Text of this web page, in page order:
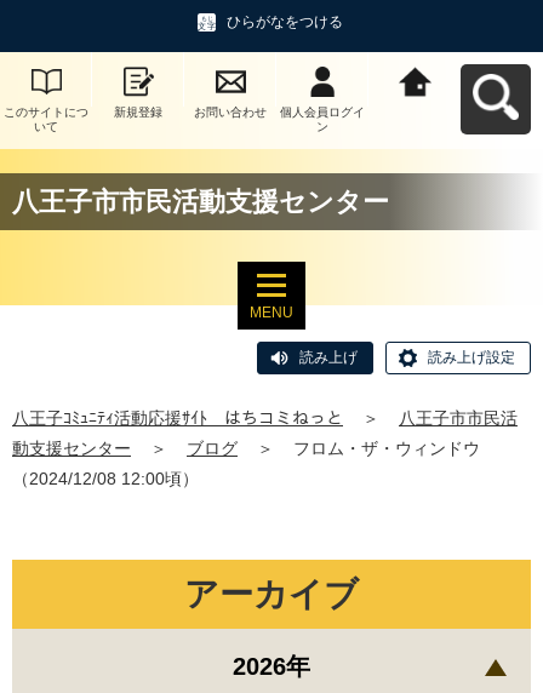
ひらがなをつける
このサイトにつ
いて
新規登録 お問い合わせ
個人会員ログイ
ン
八王子市市民活動支援センター
MENU
読み上げ 読み上げ設定
八王子ｺﾐｭﾆﾃｨ活動応援ｻｲﾄ はちコミねっと ＞
八王子市市民活
動支援センター
＞ ブログ ＞
フロム・ザ・ウィンドウ
（2024/12/08 12:00頃）
アーカイブ
2026年